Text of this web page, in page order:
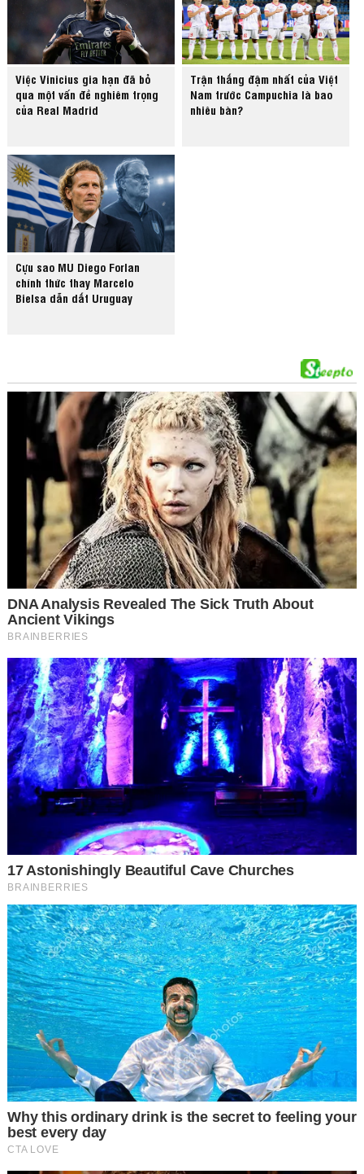
Việc Vinicius gia hạn đã bỏ
qua một vấn đề nghiêm trọng
của Real Madrid
Trận thắng đậm nhất của Việt
Nam trước Campuchia là bao
nhiêu bàn?
Cựu sao MU Diego Forlan
chính thức thay Marcelo
Bielsa dẫn dắt Uruguay